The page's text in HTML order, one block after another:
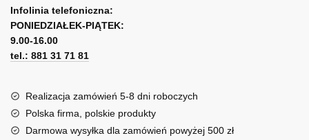
sentencją
o
leczeniu
ran
l
t
e
r
a
t
i
Infolinia telefoniczna:
PONIEDZIAŁEK-PIĄTEK:
9.00-16.00
tel.: 881 31 71 81
Realizacja zamówień 5-8 dni roboczych
Polska firma, polskie produkty
Darmowa wysyłka dla zamówień powyżej 500 zł